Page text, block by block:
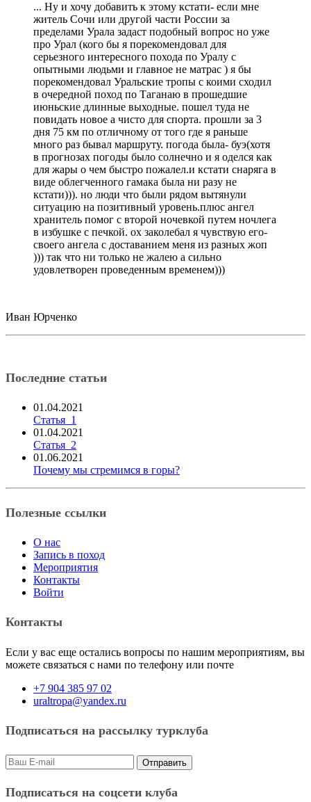
... Ну и хочу добавить к этому кстати- если мне
житель Сочи или другой части России за
пределами Урала задаст подобный вопрос но уже
про Урал (кого бы я порекомендовал для
серьезного интересного похода по Уралу с
опытными людьми и главное не матрас ) я бы
порекомендовал Уральские тропы с коими сходил
в очередной поход по Таганаю в прошедшие
июньские длинные выходные. пошел туда не
повидать новое а чисто для спорта. прошли за 3
дня 75 км по отличному от того где я раньше
много раз бывал маршруту. погода была- буэ(хотя
в прогнозах погоды было солнечно и я оделся как
для жары о чем быстро пожалел.и кстати снаряга в
виде облегченного гамака была ни разу не
кстати))). но люди что были рядом вытянули
ситуацию на позитивный уровень.плюс ангел
хранитель помог с второй ночевкой путем ночлега
в избушке с печкой. ох заколебал я чувствую его-
своего ангела с доставанием меня из разных жоп
))) так что ни только не жалею а сильно
удовлетворен проведенным временем)))
Иван Юрченко
Последние статьи
01.04.2021
Статья_1
01.04.2021
Статья_2
01.06.2021
Почему мы стремимся в горы?
Полезные ссылки
О нас
Запись в поход
Мероприятия
Контакты
Войти
Контакты
Если у вас еще остались вопросы по нашим мероприятиям, вы
можете связаться с нами по телефону или почте
+7 904 385 97 02
uraltropa@yandex.ru
Подписаться на рассылку турклуба
Подписаться на соцсети клуба